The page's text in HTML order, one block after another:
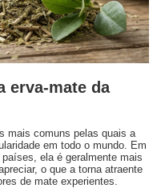
erva-mate da
mais comuns pelas quais a
em todo o mundo. Em
ela é geralmente mais
o que a torna atraente
de mate experientes.